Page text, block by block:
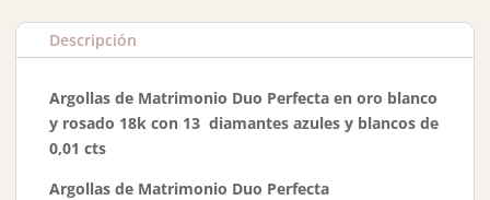
Descripción
Argollas de Matrimonio Duo Perfecta en oro blanco
y rosado 18k con 13 diamantes azules y blancos de
0,01 cts
Argollas de Matrimonio Duo Perfecta